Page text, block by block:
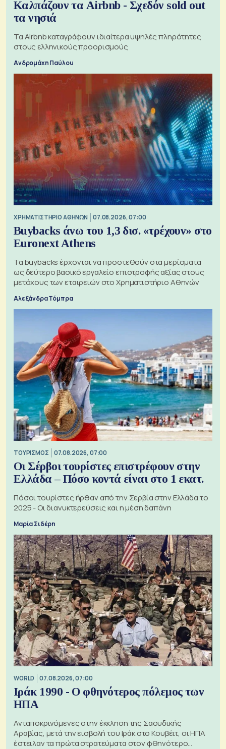
Καλπάζουν τα Airbnb - Σχεδόν sold out
τα νησιά
Τα Airbnb καταγράφουν ιδιαίτερα υψηλές πληρότητες
στους ελληνικούς προορισμούς
Ανδρομάχη Παύλου
XΡΗΜΑΤΙΣΤΗΡΙΟ ΑΘΗΝΩΝ 07.08.2026, 07:00
Buybacks άνω του 1,3 δισ. «τρέχουν» στο
Euronext Athens
Τα buybacks έρχονται να προστεθούν στα μερίσματα
ως δεύτερο βασικό εργαλείο επιστροφής αξίας στους
μετόχους των εταιρειών στο Χρηματιστήριο Αθηνών
Αλεξάνδρα Τόμπρα
ΤΟΥΡΙΣΜΟΣ 07.08.2026, 07:00
Οι Σέρβοι τουρίστες επιστρέφουν στην
Ελλάδα – Πόσο κοντά είναι στο 1 εκατ.
Πόσοι τουρίστες ήρθαν από την Σερβία στην Ελλάδα το
2025 - Οι διανυκτερεύσεις και η μέση δαπάνη
Μαρία Σιδέρη
WORLD 07.08.2026, 07:00
Ιράκ 1990 - Ο φθηνότερος πόλεμος των
ΗΠΑ
Ανταποκρινόμενες στην έκκληση της Σαουδικής
Αραβίας, μετά την εισβολή του Ιράκ στο Κουβέιτ, οι ΗΠΑ
έστειλαν τα πρώτα στρατεύματα στον φθηνότερο